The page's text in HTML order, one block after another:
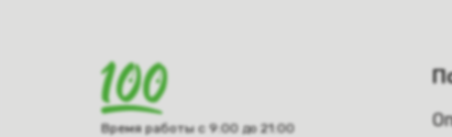
Время работы с 9:00 до 21:00